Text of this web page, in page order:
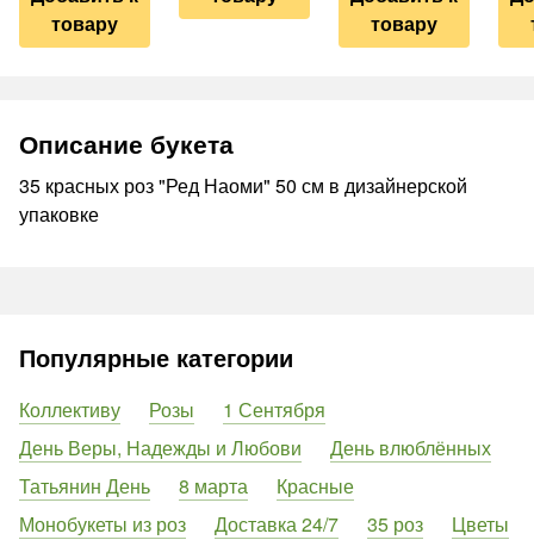
товару
товару
Описание букета
35 красных роз "Ред Наоми" 50 см в дизайнерской
упаковке
Популярные категории
Коллективу Розы
1 Сентября
День Веры, Надежды и Любови
День влюблённых
Татьянин День
8 марта
Красные
Монобукеты из роз
Доставка 24/7 35 роз Цветы